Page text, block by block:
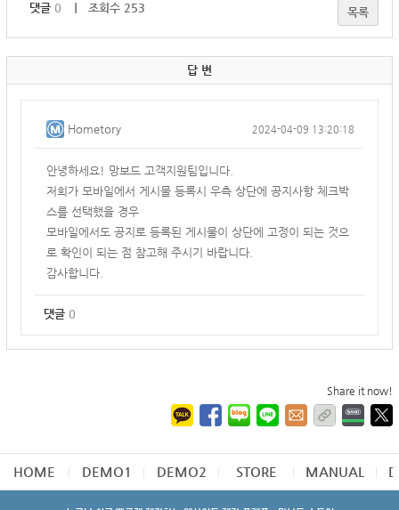
댓글 0 ｜ 조회수 253 목록
답 변
Hometory 2024-04-09 13:20:18
안녕하세요! 망보드 고객지원팀입니다.
저희가 모바일에서 게시물 등록시 우측 상단에 공지사항 체크박
스를 선택했을 경우
모바일에서도 공지로 등록된 게시물이 상단에 고정이 되는 것으
로 확인이 되는 점 참고해 주시기 바랍니다.
감사합니다.
댓글 0
Share it now!
HOME DEMO1 DEMO2 STORE MANUAL